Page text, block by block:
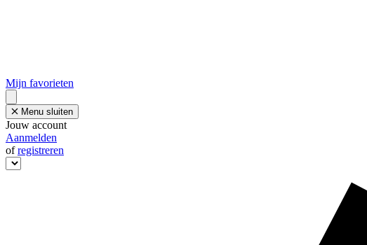
Mijn favorieten
Menu sluiten
Jouw account
Aanmelden
ofregistreren